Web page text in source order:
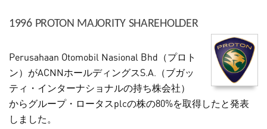
1996 PROTON MAJORITY SHAREHOLDER
Perusahaan Otomobil Nasional Bhd（プロト
ン）がACNNホールディングスS.A.（ブガッ
ティ・インターナショナルの持ち株会社）
からグループ・ロータスplcの株の80%を取得したと発表
しました。